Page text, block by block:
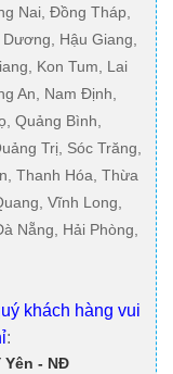
Nai, Đồng Tháp,
Hậu Giang,
Kon Tum, Lai
An, Nam Định,
Quảng Bình,
Trị, Sóc Trăng,
Thanh Hóa, Thừa
Vĩnh Long,
Nẵng, Hải Phòng,
khách hàng vui
:
- NĐ